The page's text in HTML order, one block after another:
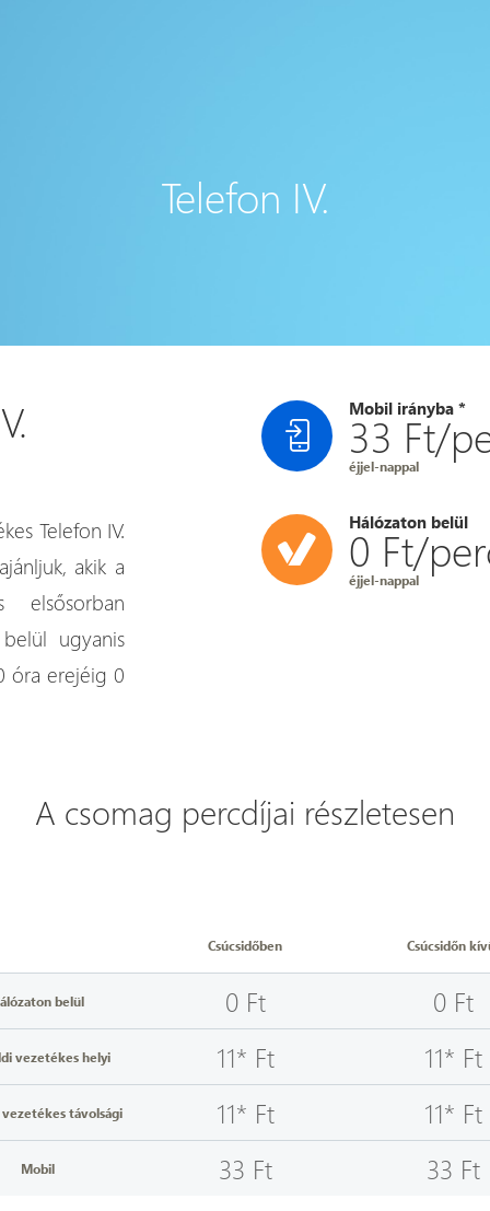
Telefon IV.
Telefon IV.
akik a
elsősorban
ugyanis
óra erejéig 0
Mobil irányba *
33 Ft/
éjjel-nappal
Hálózaton belül
0 Ft/
éjjel-nappal
A csomag percdíjai részletesen
Csúcsidőben Csúcsidőn
belül 0 Ft 0 Ft
vezetékes helyi 11* Ft 11* Ft
távolsági 11* Ft 11* Ft
Mobil 33 Ft 33 Ft